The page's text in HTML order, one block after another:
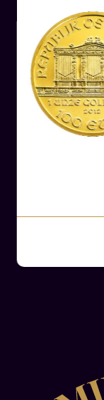
Αυτοκρατορία.
Ο Μότσαρτ
τη μουσική
συνθέτει από
περισσότερα
της
εκπληκτικές
αρτιότητα
μια ευρεία